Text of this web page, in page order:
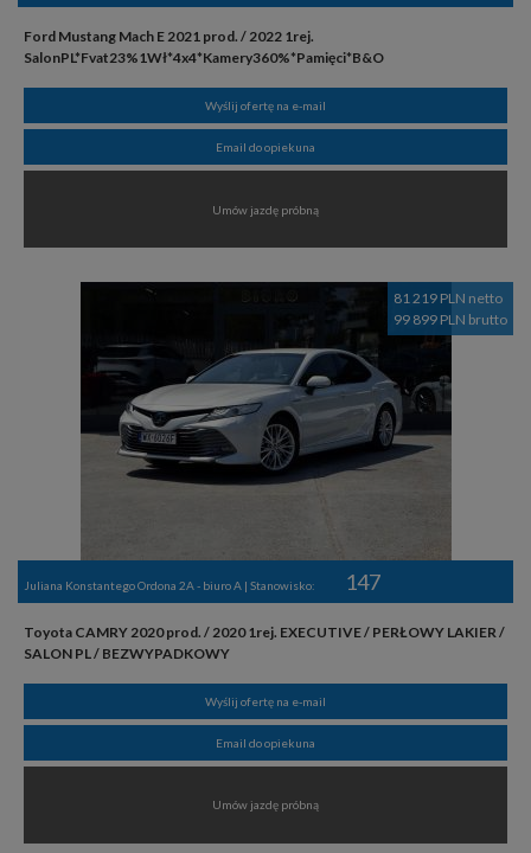
Ford Mustang Mach E 2021 prod. / 2022 1rej.
SalonPL*Fvat23%1Wł*4x4*Kamery360%*Pamięci*B&O
Wyślij ofertę na e-mail
Email do opiekuna
Umów jazdę próbną
81 219 PLN netto
99 899 PLN brutto
Juliana Konstantego Ordona 2A - biuro A | Stanowisko: 147
Toyota CAMRY 2020 prod. / 2020 1rej. EXECUTIVE / PERŁOWY LAKIER /
SALON PL / BEZWYPADKOWY
Wyślij ofertę na e-mail
Email do opiekuna
Umów jazdę próbną